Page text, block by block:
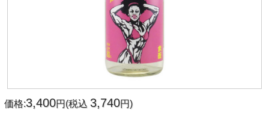
価格:3,400円(税込 3,740円)